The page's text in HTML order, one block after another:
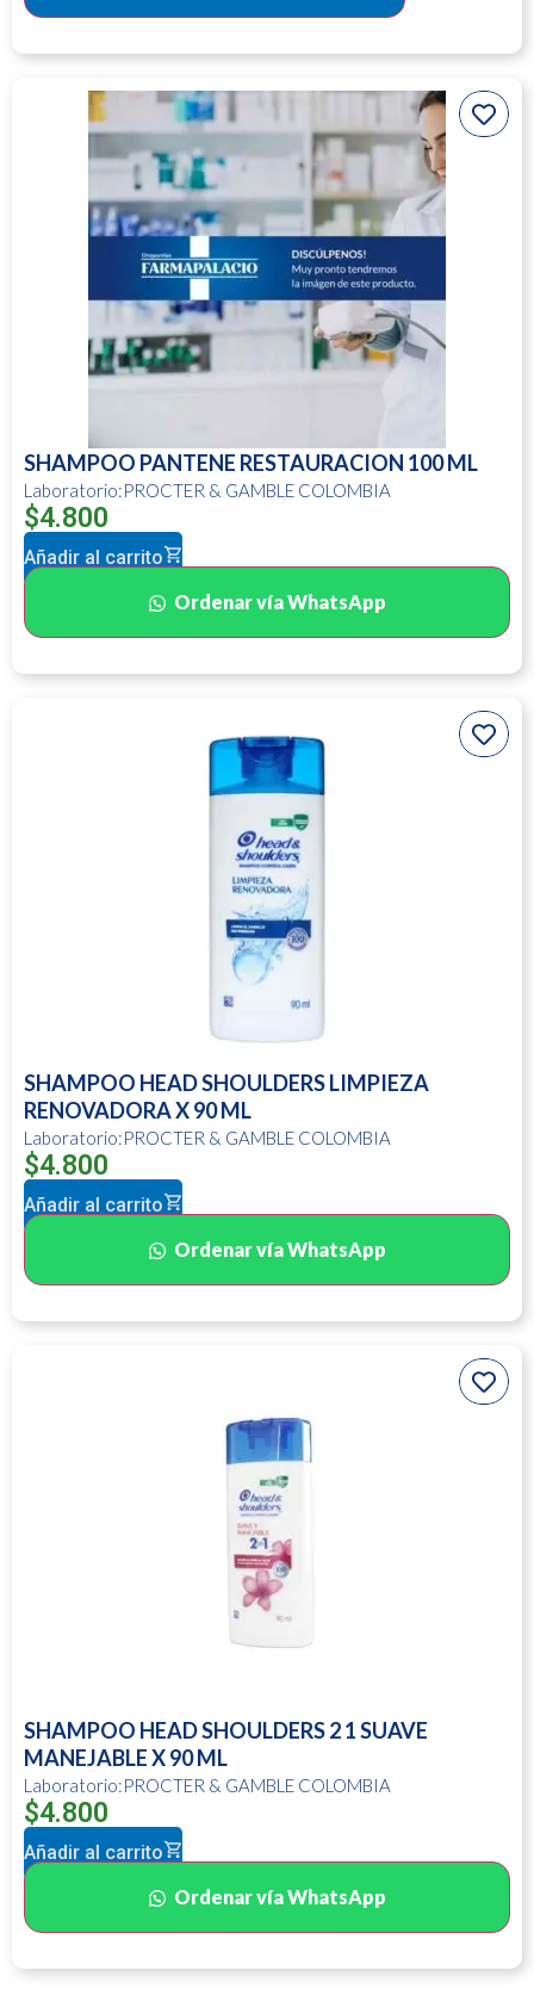
SHAMPOO PANTENE RESTAURACION 100 ML
Laboratorio:PROCTER & GAMBLE COLOMBIA
$4.800
Añadir al carrito
Ordenar vía WhatsApp
SHAMPOO HEAD SHOULDERS LIMPIEZA
RENOVADORA X 90 ML
Laboratorio:PROCTER & GAMBLE COLOMBIA
$4.800
Añadir al carrito
Ordenar vía WhatsApp
SHAMPOO HEAD SHOULDERS 2 1 SUAVE
MANEJABLE X 90 ML
Laboratorio:PROCTER & GAMBLE COLOMBIA
$4.800
Añadir al carrito
Ordenar vía WhatsApp